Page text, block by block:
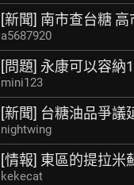
[新聞] 南市查台糖
a5687920
[問題] 永康可以容納
mini123
[新聞] 台糖油品爭議
nightwing
[情報] 東區的提拉米
kekecat